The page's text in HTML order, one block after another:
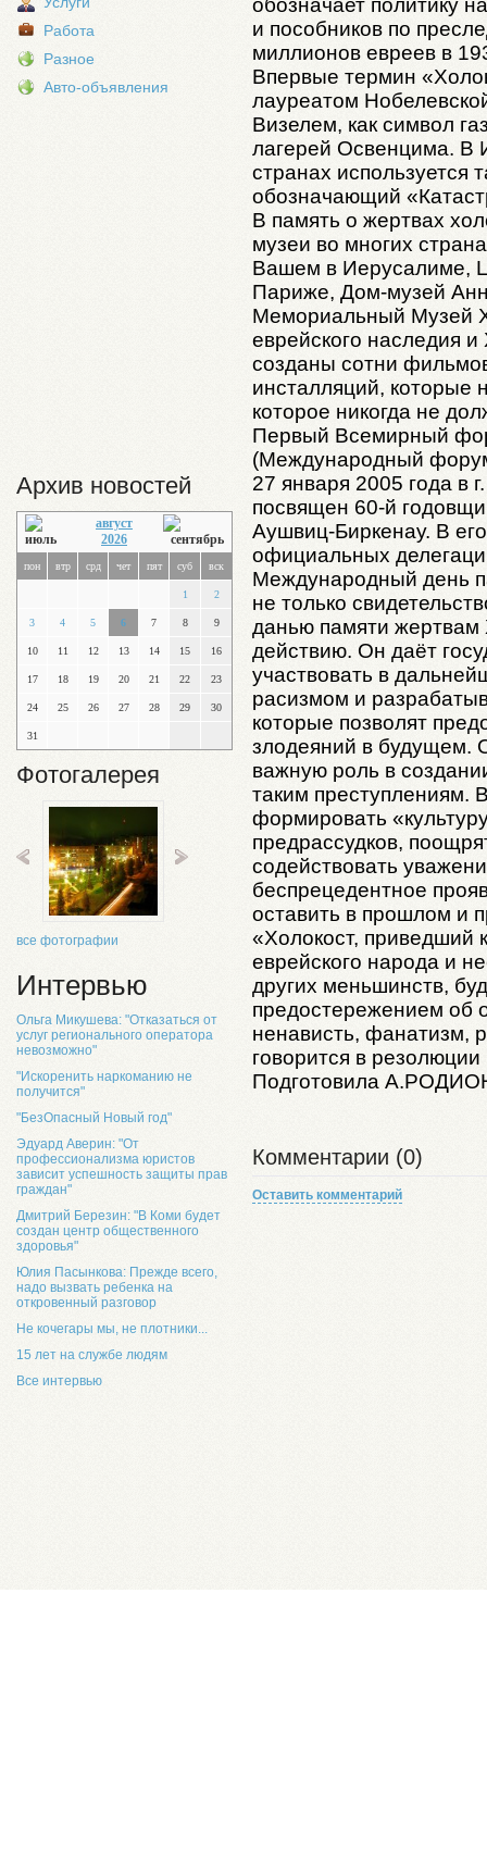
Работа
Разное
Авто-объявления
Архив новостей
август
2026
пон втр срд чет пят суб вск
1 2
3 4 5 6 7 8 9
10 11 12 13 14 15 16
17 18 19 20 21 22 23
24 25 26 27 28 29 30
31
Фотогалерея
все фотографии
Интервью
Ольга Микушева: "Отказаться от
услуг регионального оператора
невозможно"
"Искоренить наркоманию не
получится"
"БезОпасный Новый год"
Эдуард Аверин: "От
профессионализма юристов
зависит успешность защиты прав
граждан"
Дмитрий Березин: "В Коми будет
создан центр общественного
здоровья"
Юлия Пасынкова: Прежде всего,
надо вызвать ребенка на
откровенный разговор
Не кочегары мы, не плотники...
15 лет на службе людям
Все интервью
обозначает политику
и пособников по
миллионов евреев в
Впервые термин
лауреатом
Визелем, как символ
лагерей Освенцима. В
странах используется
обозначающий
В память о жертвах
музеи во многих
Вашем в Иерусалиме,
Париже, Дом-музей
Мемориальный Музей
еврейского наследия
созданы сотни
инсталляций, которые
которое никогда не
Первый Всемирный
(Международный
27 января 2005 года в
посвящен 60-й
Аушвиц-Биркенау. В
официальных
Международный день
не только
данью памяти жертвам
действию. Он даёт
участвовать в
расизмом и
которые позволят
злодеяний в будущем.
важную роль в
таким преступлениям.
формировать
предрассудков,
содействовать
беспрецедентное
оставить в прошлом и
«Холокост, приведший
еврейского народа и
других меньшинств,
предостережением об
ненависть, фанатизм,
говорится в
Подготовила
Комментарии (0)
Оставить комментарий